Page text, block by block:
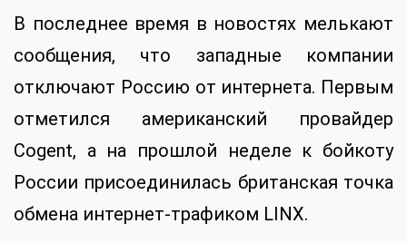
В последнее время в новостях мелькают
сообщения, что западные компании
отключают Россию от интернета. Первым
отметился американский провайдер
Cogent, а на прошлой неделе к бойкоту
России присоединилась британская точка
обмена интернет-трафиком LINX.